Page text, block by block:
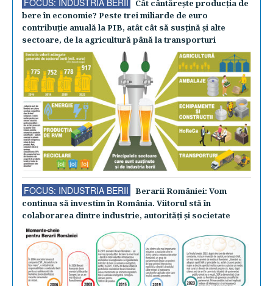
FOCUS: INDUSTRIA BERII
Cât cântăreşte producţia de
bere în economie? Peste trei miliarde de euro
contribuţie anuală la PIB, atât cât să susţină şi alte
sectoare, de la agricultură până la transporturi
FOCUS: INDUSTRIA BERII
Berarii României: Vom
continua să investim în România. Viitorul stă în
colaborarea dintre industrie, autorităţi şi societate